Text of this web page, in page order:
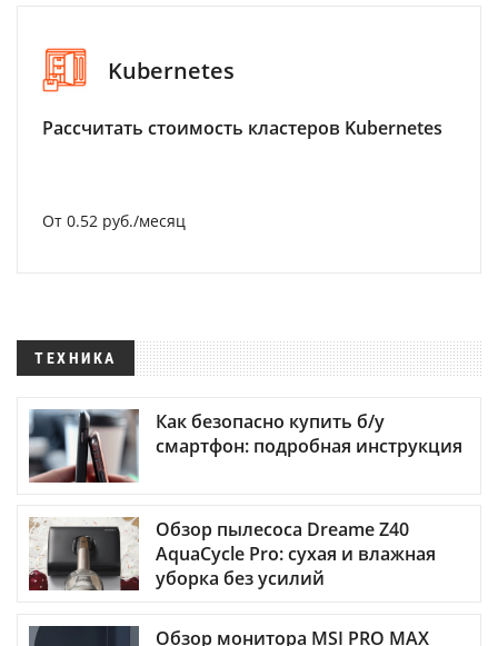
Kubernetes
Рассчитать стоимость кластеров Kubernetes
От 0.52 руб./месяц
ТЕХНИКА
Как безопасно купить б/у
смартфон: подробная инструкция
Обзор пылесоса Dreame Z40
AquaCycle Pro: сухая и влажная
уборка без усилий
Обзор монитора MSI PRO MAX